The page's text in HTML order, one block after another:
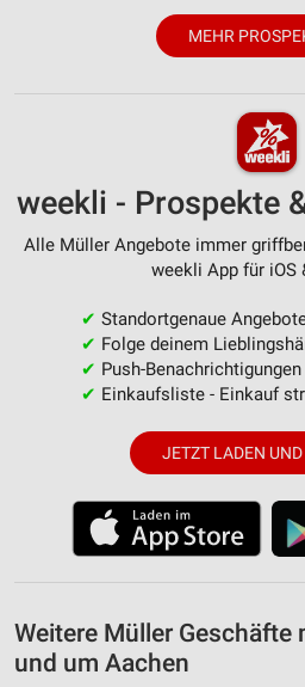
MEHR
weekli - Prospekte
Alle Müller Angebote immer
weekli App für iOS
✔ Standortgenaue
✔ Folge deinem
✔ Push-
✔ Einkaufsliste - Einkauf
JETZT LADEN UND
Weitere Müller Geschäfte
und um Aachen